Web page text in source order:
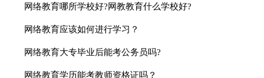
网络教育哪所学校好?网教教育什么学校好?
网络教育应该如何进行学习？
网络教育大专毕业后能考公务员吗?
网络教育学历能考教师资格证吗？